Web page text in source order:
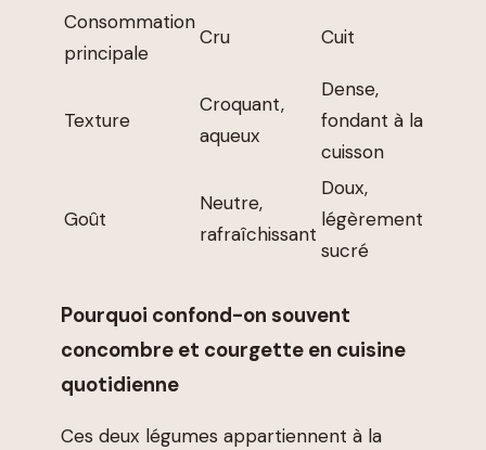
Consommation
principale
Cru Cuit
Texture
Croquant,
aqueux
Dense,
fondant à la
cuisson
Goût
Neutre,
rafraîchissant
Doux,
légèrement
sucré
Pourquoi confond-on souvent
concombre et courgette en cuisine
quotidienne
Ces deux légumes appartiennent à la